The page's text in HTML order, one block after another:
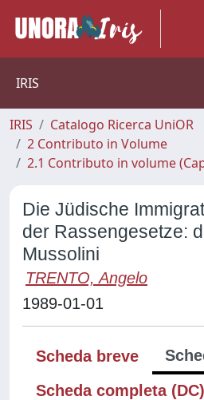
IRIS
IRIS
Catalogo Ricerca UniOR
2 Contributo in Volume
2.1 Contributo in volume
Die Jüdische
der Rassengesetze:
Mussolini
TRENTO, Angelo
1989-01-01
Scheda breve
Scheda completa (DC)